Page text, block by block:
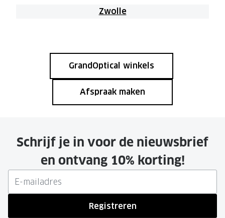
Zwolle
GrandOptical winkels
Afspraak maken
Schrijf je in voor de nieuwsbrief
en ontvang 10% korting!
Registreren